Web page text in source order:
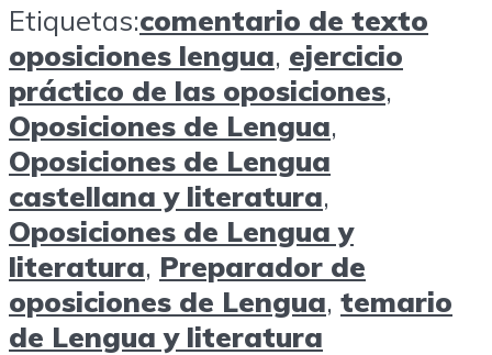
Etiquetas:comentario de texto
oposiciones lengua, ejercicio
práctico de las oposiciones,
Oposiciones de Lengua,
Oposiciones de Lengua
castellana y literatura,
Oposiciones de Lengua y
literatura, Preparador de
oposiciones de Lengua, temario
de Lengua y literatura